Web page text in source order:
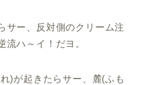
サー、反対側のクリーム注
流ハ～イ！だヨ。
)が起きたらサー、麓(ふも